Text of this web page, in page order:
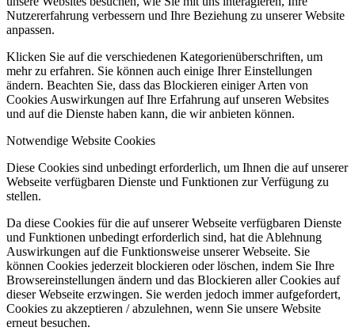
Nutzererfahrung verbessern und Ihre Beziehung zu unserer Website
anpassen.
Klicken Sie auf die verschiedenen Kategorienüberschriften, um
mehr zu erfahren. Sie können auch einige Ihrer Einstellungen
ändern. Beachten Sie, dass das Blockieren einiger Arten von
Cookies Auswirkungen auf Ihre Erfahrung auf unseren Websites
und auf die Dienste haben kann, die wir anbieten können.
Notwendige Website Cookies
Diese Cookies sind unbedingt erforderlich, um Ihnen die auf unserer
Webseite verfügbaren Dienste und Funktionen zur Verfügung zu
stellen.
Da diese Cookies für die auf unserer Webseite verfügbaren Dienste
und Funktionen unbedingt erforderlich sind, hat die Ablehnung
Auswirkungen auf die Funktionsweise unserer Webseite. Sie
können Cookies jederzeit blockieren oder löschen, indem Sie Ihre
Browsereinstellungen ändern und das Blockieren aller Cookies auf
dieser Webseite erzwingen. Sie werden jedoch immer aufgefordert,
Cookies zu akzeptieren / abzulehnen, wenn Sie unsere Website
erneut besuchen.